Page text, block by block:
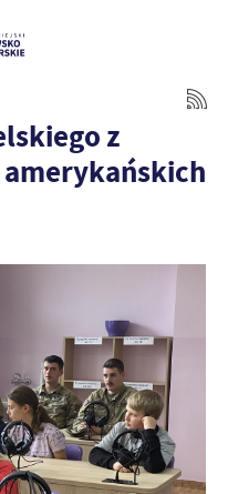
z
amerykańskich